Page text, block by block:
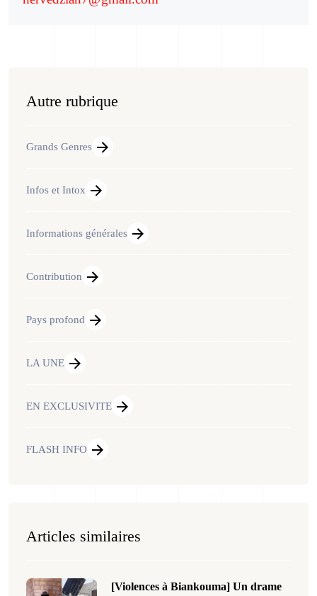
Autre rubrique
Grands Genres
Infos et Intox
Informations générales
Contribution
Pays profond
LA UNE
EN EXCLUSIVITE
FLASH INFO
Articles similaires
[Violences à Biankouma] Un drame